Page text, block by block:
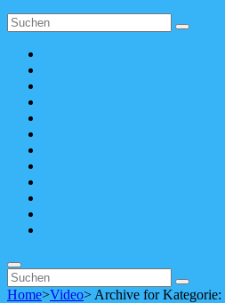
Search
for:
Search
Search
Search
for:
Search
Home>Video> Archive forKategorie: